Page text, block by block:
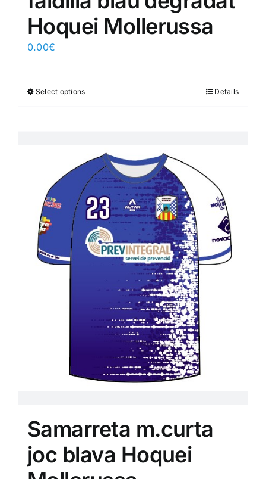
Hoquei Mollerussa
0.00€
Select options Details
Samarreta m.curta
joc blava Hoquei